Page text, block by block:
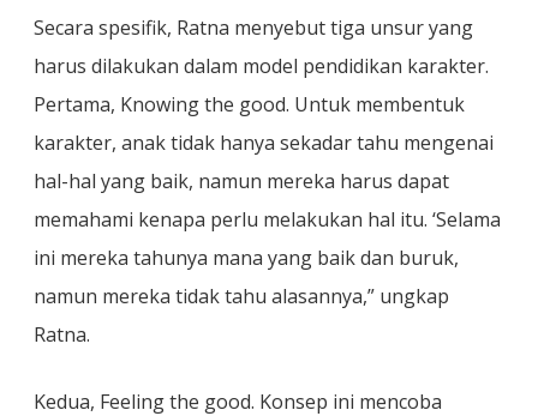
Secara spesifik, Ratna menyebut tiga unsur yang
harus dilakukan dalam model pendidikan karakter.
Pertama, Knowing the good. Untuk membentuk
karakter, anak tidak hanya sekadar tahu mengenai
hal-hal yang baik, namun mereka harus dapat
memahami kenapa perlu melakukan hal itu. ‘Selama
ini mereka tahunya mana yang baik dan buruk,
namun mereka tidak tahu alasannya,” ungkap
Ratna.
Kedua, Feeling the good. Konsep ini mencoba